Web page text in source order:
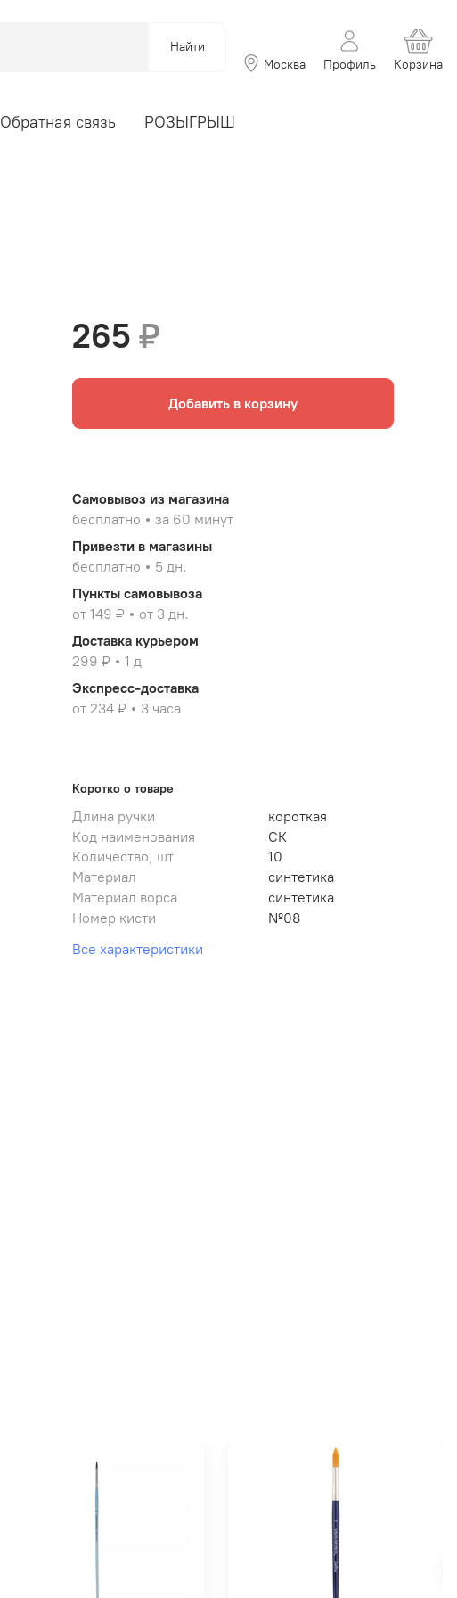
Найти
Москва
Профиль Корзина
Обратная связь РОЗЫГРЫШ
265 ₽
Добавить в корзину
Самовывоз из магазина
бесплатно
за 60 минут
Привезти в магазины
бесплатно
5 дн.
Пункты самовывоза
от 149 ₽
от 3 дн.
Доставка курьером
299 ₽
1 д
Экспресс-доставка
от 234 ₽
3 часа
Коротко о товаре
Длина ручки
короткая
Код наименования
СК
Количество, шт
10
Материал
синтетика
Материал ворса
синтетика
Номер кисти
№08
Все характеристики